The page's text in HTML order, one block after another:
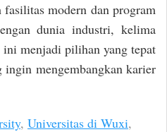
modern dan program
dunia industri, kelima
menjadi pilihan yang tepat
ingin mengembangkan karier
, Universitas di Wuxi,